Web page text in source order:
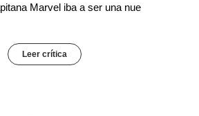
Marvel iba a ser una nue
Leer crítica